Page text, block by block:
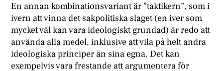
En annan kombinationsvariant är ”taktikern”, som i
ivern att vinna det sakpolitiska slaget (en iver som
mycket väl kan vara ideologiskt grundad) är redo att
använda alla medel, inklusive att vila på helt andra
ideologiska principer än sina egna. Det kan
exempelvis vara frestande att argumentera för